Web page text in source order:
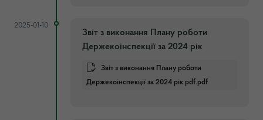
2025-01-10
Звіт з виконання Плану роботи
Держекоінспекції за 2024 рік
Звіт з виконання Плану роботи
Держекоінспекції за 2024 рік.pdf.pdf